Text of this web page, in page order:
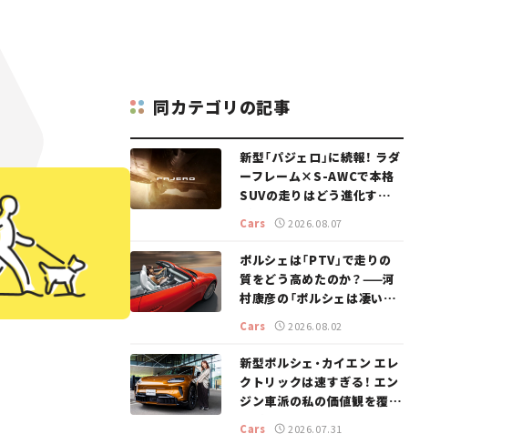
同カテゴリの記事
新型「パジェロ」に続報！ ラダ
ーフレーム×S-AWCで本格
SUVの走りはどう進化する？
【新車ニュース】
Cars 2026.08.07
ポルシェは「PTV」で走りの
質をどう高めたのか？——河
村康彦の「ポルシェは凄い！」
Cars 2026.08.02
新型ポルシェ・カイエン エレ
クトリックは速すぎる！ エン
ジン車派の私の価値観を覆し
た、新しいポルシェの走り。
Cars 2026.07.31